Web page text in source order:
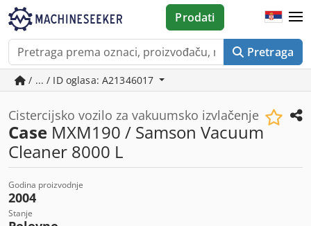
Pretraga
Prodati
/ ... / ID oglasa: A21346017
Cistercijsko vozilo za vakuumsko izvlačenje
Case MXM190 / Samson Vacuum
Cleaner 8000 L
Godina proizvodnje
2004
Stanje